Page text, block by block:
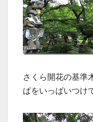
さくら開花の基準
ぱをいっぱいつけ